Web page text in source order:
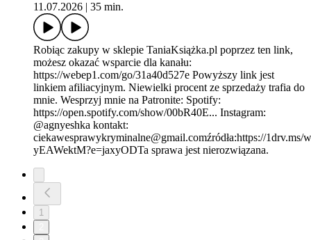
11.07.2026
35 min.
Robiąc zakupy w sklepie TaniaKsiążka.pl poprzez ten link,
możesz okazać wsparcie dla kanału:
https://webep1.com/go/31a40d527e Powyższy link jest
linkiem afiliacyjnym. Niewielki procent ze sprzedaży trafia do
mnie. Wesprzyj mnie na Patronite: Spotify:
https://open.spotify.com/show/00bR40E... Instagram:
@agnyeshka kontakt:
ciekawesprawykryminalne@gmail.comźródła:https://
yEAWektM?e=jaxyODTa sprawa jest nierozwiązana.
1